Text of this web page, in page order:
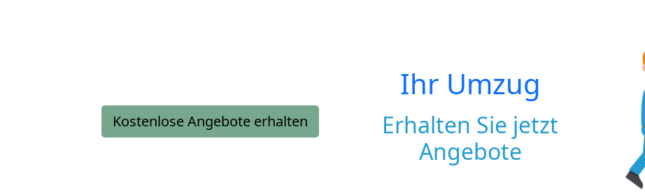
Kostenlose Angebote erhalten
Ihr Umzug
Erhalten Sie jetzt
Angebote